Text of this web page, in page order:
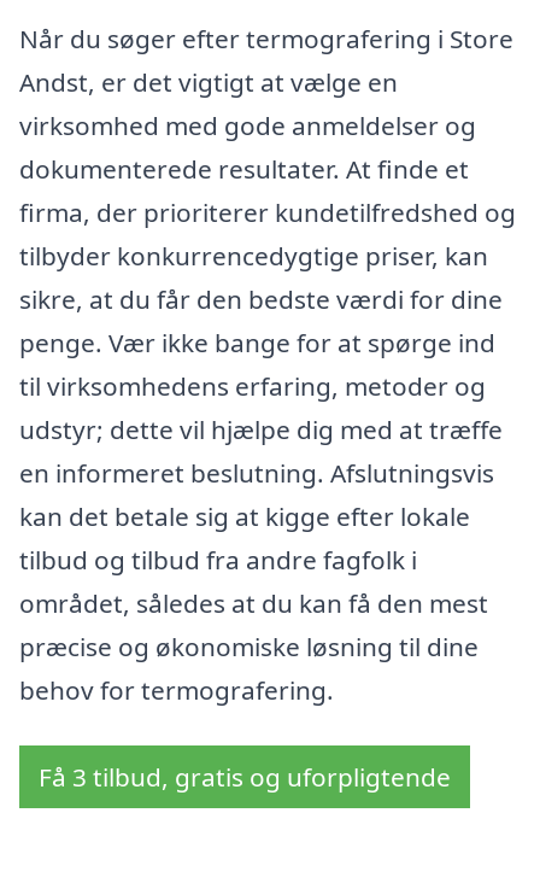
Når du søger efter termografering i Store
Andst, er det vigtigt at vælge en
virksomhed med gode anmeldelser og
dokumenterede resultater. At finde et
firma, der prioriterer kundetilfredshed og
tilbyder konkurrencedygtige priser, kan
sikre, at du får den bedste værdi for dine
penge. Vær ikke bange for at spørge ind
til virksomhedens erfaring, metoder og
udstyr; dette vil hjælpe dig med at træffe
en informeret beslutning. Afslutningsvis
kan det betale sig at kigge efter lokale
tilbud og tilbud fra andre fagfolk i
området, således at du kan få den mest
præcise og økonomiske løsning til dine
behov for termografering.
Få 3 tilbud, gratis og uforpligtende